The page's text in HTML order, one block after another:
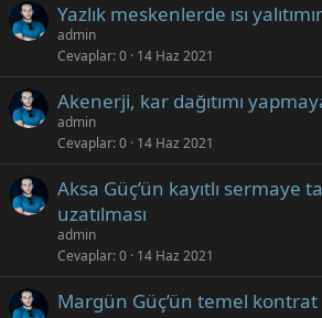
Yazlık meskenlerde ısı
admin
Cevaplar 0 14 Haz 2021
Akenerji, kar dağıtımı
admin
Cevaplar 0 14 Haz 2021
Aksa Güç’ün kayıtlı sermaye
uzatılması
admin
Cevaplar 0 14 Haz 2021
Margün Güç’ün temel